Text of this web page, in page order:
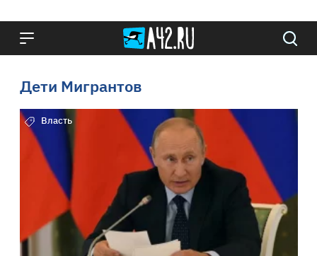
Дети Мигрантов
Власть